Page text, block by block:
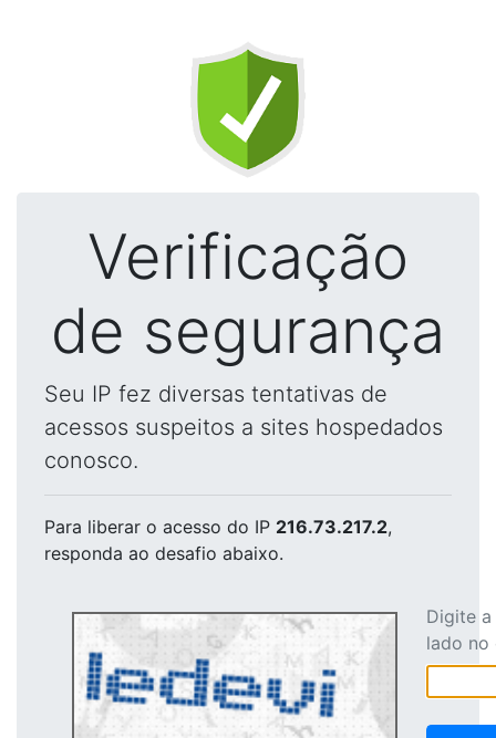
Verificação
de segurança
Seu IP fez diversas tentativas de
acessos suspeitos a sites hospedados
conosco.
Para liberar o acesso do IP 216.73.217.2,
responda ao desafio abaixo.
Digite
lado no